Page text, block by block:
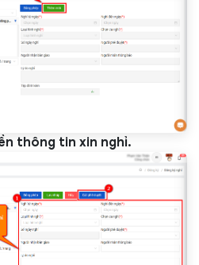
thông tin xin nghỉ.